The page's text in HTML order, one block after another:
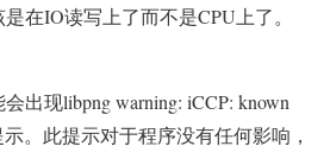
在IO读写上了而不是CPU上了。
出现libpng warning: iCCP: known
示。此提示对于程序没有任何影响，